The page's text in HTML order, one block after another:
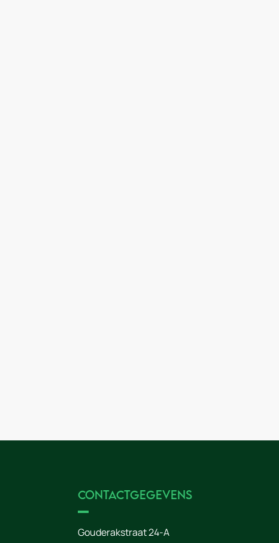
Contactgegevens
Gouderakstraat 24-A